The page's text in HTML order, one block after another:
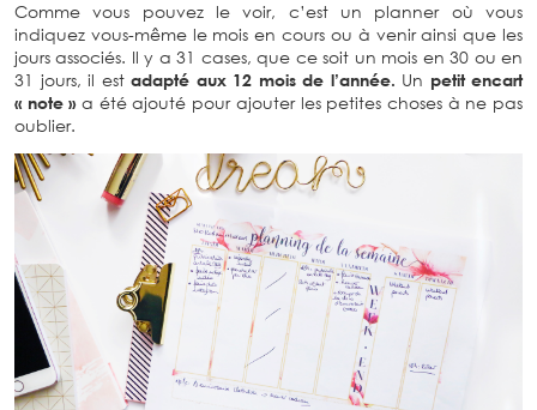
Comme vous pouvez le voir, c’est un planner où vous
indiquez vous-même le mois en cours ou à venir ainsi que les
jours associés. Il y a 31 cases, que ce soit un mois en 30 ou en
31 jours, il estadapté aux 12 mois de l’année. Un petit encart
« note »a été ajouté pour ajouter les petites choses à ne pas
oublier.